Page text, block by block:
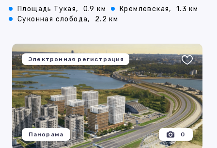
Площадь Тукая, 0.9 км Кремлевская,
1.3 км
Суконная слобода,
2.2 км
Электронная регистрация
0
Панорама